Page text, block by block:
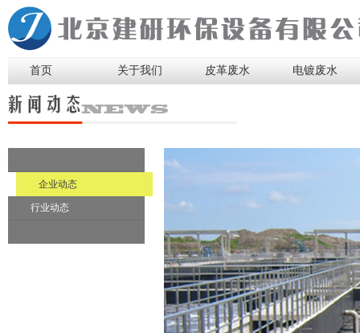
首页 关于我们 皮革废水 电镀废水
企业动态
行业动态